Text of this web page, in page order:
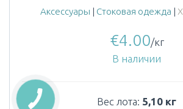
Аксессуары | Стоковая одежда |
€4.00/кг
В наличии
Вес лота: 5,10 кг